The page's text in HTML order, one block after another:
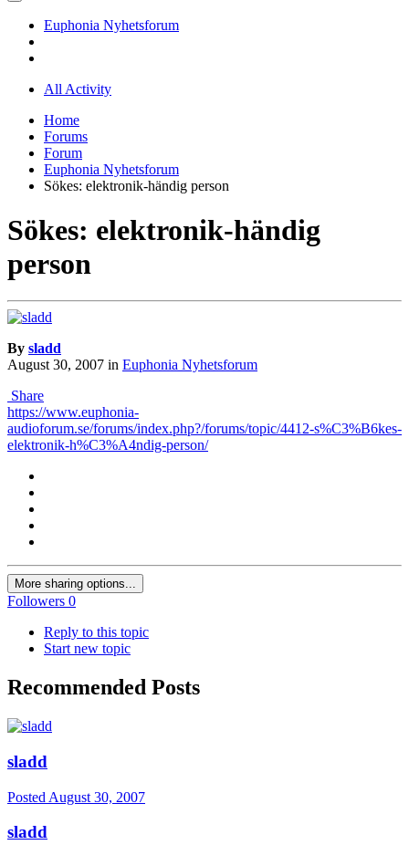
Euphonia Nyhetsforum
All Activity
Home
Forums
Forum
Euphonia Nyhetsforum
Sökes: elektronik-händig person
Sökes: elektronik-händig
person
By sladd
August 30, 2007 in Euphonia Nyhetsforum
Share
https://www.euphonia-
audioforum.se/forums/index.php?/forums/topic/4412-s%C3%B6kes-
elektronik-h%C3%A4ndig-person/
More sharing options...
Followers 0
Reply to this topic
Start new topic
Recommended Posts
sladd
Posted August 30, 2007
sladd